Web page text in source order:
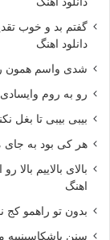
گفتم بد و خوب
دانلود اهنگ
شدی واسم همون
رو به روم
بیبی بیبی تا بغل
هر کی بود به جای
بالای بالاییم
اهنگ
بدون تو راهمو کج
سنن باشکاسینییه